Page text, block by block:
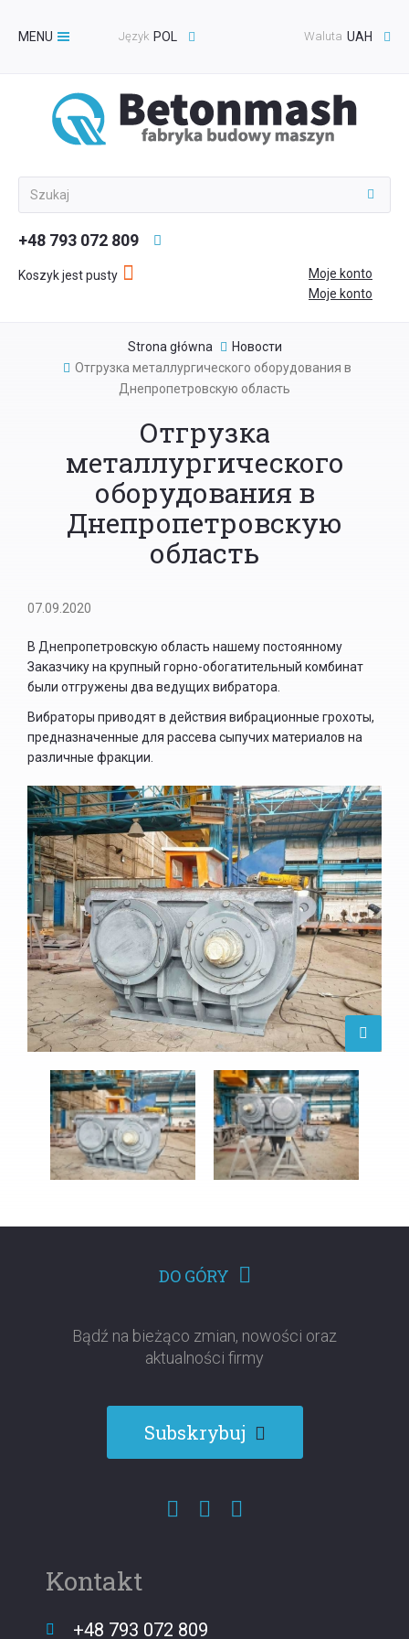
MENU
Toggle
Waluta UAH
Język POL
+48 793 072 809
Koszyk jest pusty
Moje konto
Moje konto
Strona główna
Новости
Отгрузка металлургического оборудования в
Днепропетровскую область
Отгрузка
металлургического
оборудования в
Днепропетровскую
область
07.09.2020
В Днепропетровскую область нашему постоянному
Заказчику на крупный горно-обогатительный комбинат
были отгружены два ведущих вибратора.
Вибраторы приводят в действия вибрационные грохоты,
предназначенные для рассева сыпучих материалов на
различные фракции.
DO GÓRY
Bądź na bieżąco zmian, nowości oraz
aktualności firmy
Subskrybuj
Kontakt
+48 793 072 809